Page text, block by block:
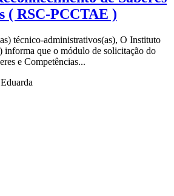
( RSC-PCCTAE )
técnico-administrativos(as), O Instituto
informa que o módulo de solicitação do
e Competências...